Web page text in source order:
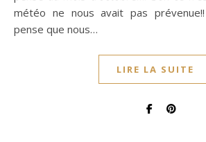
météo ne nous avait pas
pense que nous…
LIRE LA SUITE